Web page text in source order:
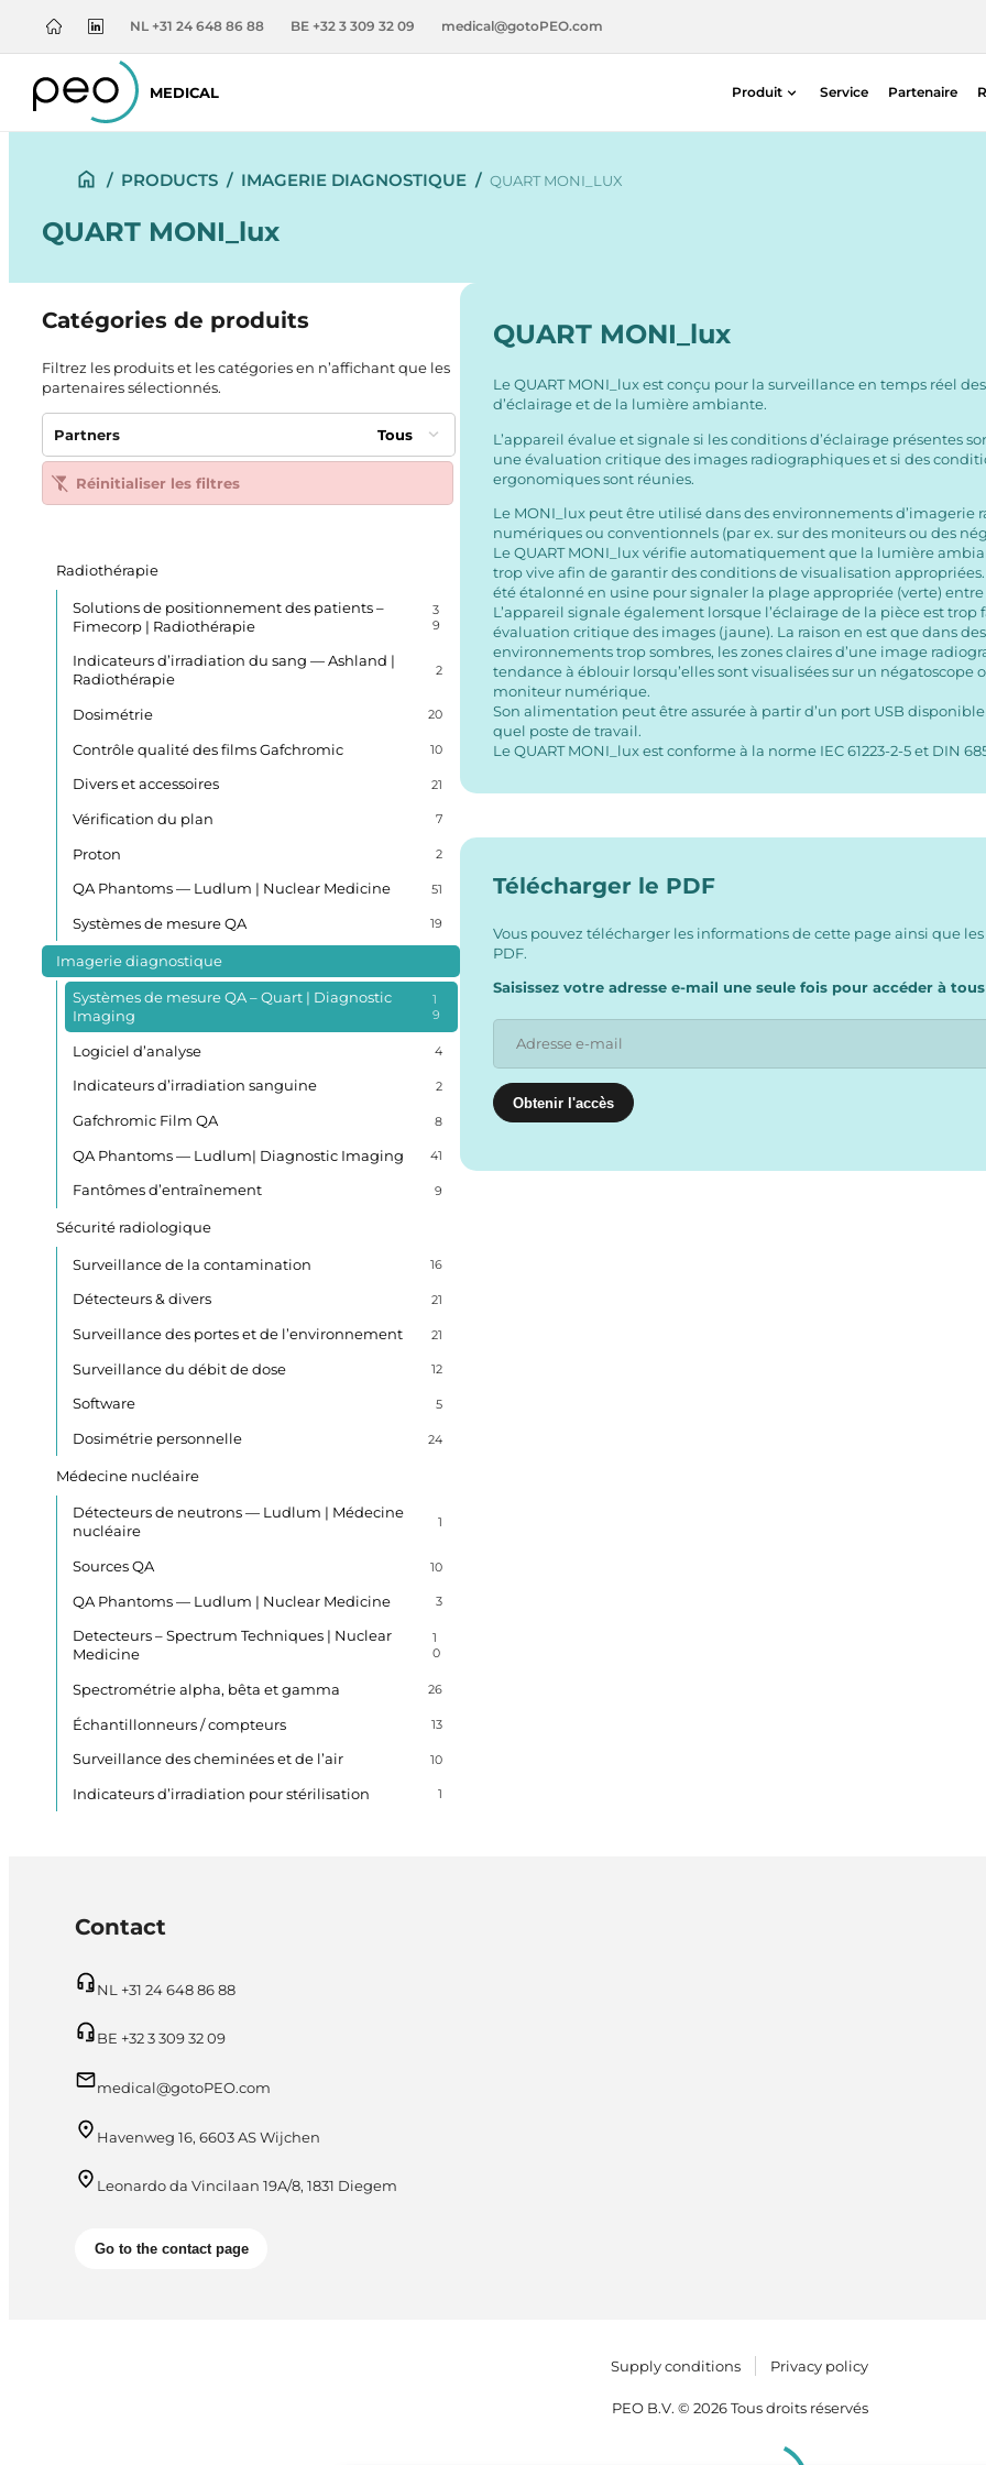
NL +31 24 648 86 88 BE +32 3 309 32 09 medical@gotoPEO.com
MEDICAL Produit Service Partenaire
/ PRODUCTS / IMAGERIE DIAGNOSTIQUE / QUART MONI_LUX
QUART MONI_lux
Catégories de produits
Filtrez les produits et les catégories en n’affichant que les
partenaires sélectionnés.
Partners Tous
Réinitialiser les filtres
Radiothérapie
Solutions de positionnement des patients –
Fimecorp | Radiothérapie
3
9
Indicateurs d’irradiation du sang — Ashland |
Radiothérapie
2
Dosimétrie 20
Contrôle qualité des films Gafchromic 10
Divers et accessoires 21
Vérification du plan 7
Proton 2
QA Phantoms — Ludlum | Nuclear Medicine 51
Systèmes de mesure QA 19
Imagerie diagnostique
Systèmes de mesure QA – Quart | Diagnostic
Imaging
1
9
Logiciel d’analyse 4
Indicateurs d’irradiation sanguine 2
Gafchromic Film QA 8
QA Phantoms — Ludlum| Diagnostic Imaging 41
Fantômes d’entraînement 9
Sécurité radiologique
Surveillance de la contamination 16
Détecteurs & divers 21
Surveillance des portes et de l’environnement 21
Surveillance du débit de dose 12
Software 5
Dosimétrie personnelle 24
Médecine nucléaire
Détecteurs de neutrons — Ludlum | Médecine
nucléaire
1
Sources QA 10
QA Phantoms — Ludlum | Nuclear Medicine 3
Detecteurs – Spectrum Techniques | Nuclear
Medicine
1
0
Spectrométrie alpha, bêta et gamma 26
Échantillonneurs / compteurs 13
Surveillance des cheminées et de l’air 10
Indicateurs d’irradiation pour stérilisation 1
QUART MONI_lux
Le QUART MONI_lux est conçu pour la surveillance en temps réel
d’éclairage et de la lumière ambiante.
L’appareil évalue et signale si les conditions d’éclairage présentes
une évaluation critique des images radiographiques et si des
ergonomiques sont réunies.
Le MONI_lux peut être utilisé dans des environnements d’imagerie
numériques ou conventionnels (par ex. sur des moniteurs ou des
Le QUART MONI_lux vérifie automatiquement que la lumière
trop vive afin de garantir des conditions de visualisation appropriées.
été étalonné en usine pour signaler la plage appropriée (verte)
L’appareil signale également lorsque l’éclairage de la pièce est trop
évaluation critique des images (jaune). La raison en est que dans des
environnements trop sombres, les zones claires d’une image
tendance à éblouir lorsqu’elles sont visualisées sur un négatoscope
moniteur numérique.
Son alimentation peut être assurée à partir d’un port USB
quel poste de travail.
Le QUART MONI_lux est conforme à la norme IEC 61223-2-5 et DIN
Télécharger le PDF
Vous pouvez télécharger les informations de cette page ainsi que
PDF.
Saisissez votre adresse e-mail une seule fois pour accéder à
Contact
NL +31 24 648 86 88
BE +32 3 309 32 09
medical@gotoPEO.com
Havenweg 16, 6603 AS Wijchen
Leonardo da Vincilaan 19A/8, 1831 Diegem
Go to the contact page
Supply conditions Privacy policy
PEO B.V. © 2026 Tous droits réservés